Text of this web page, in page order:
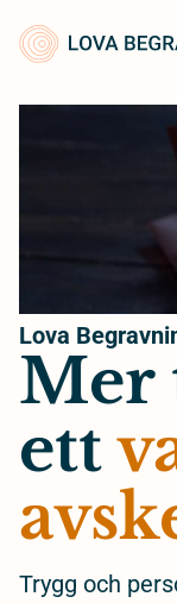
content
Lova
Mer
ett
Trygg och